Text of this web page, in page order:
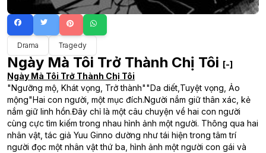
Drama Tragedy
Ngày Mà Tôi Trở Thành Chị Tôi [-]
Ngày Mà Tôi Trở Thành Chị Tôi
"Ngưỡng mộ, Khát vọng, Trở thành""Da diết,Tuyệt vọng, Ảo
mộng"Hai con người, một mục đích.Người nắm giữ thân xác, kẻ
nắm giữ linh hồn.Đây chỉ là một câu chuyện về hai con người
cùng cực tìm kiếm trong nhau hình ảnh một người. Thông qua hai
nhân vật, tác giả Yuu Ginno dường như tái hiện trong tâm trí
người đọc một nhân vật thứ ba, hình ảnh một người con gái và